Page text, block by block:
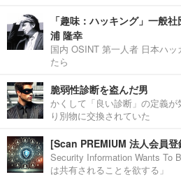
「趣味：ハッキング」一般
浦 隆幸
国内 OSINT 第一人者 日本ハ
たら
脆弱性診断を盗んだ男
かくして「良い診断」の定義
り別物に交換されていた
[Scan PREMIUM 法人会員
Security Information Wants To
は共有されることを欲する」